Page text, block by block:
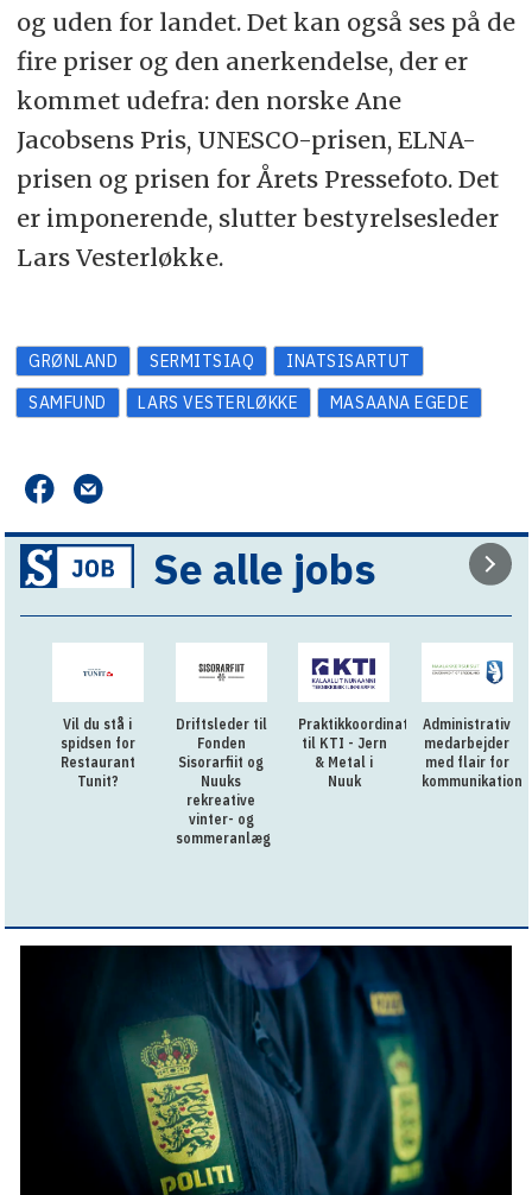
og uden for landet. Det kan også ses på de
fire priser og den anerkendelse, der er
kommet udefra: den norske Ane
Jacobsens Pris, UNESCO-prisen, ELNA-
prisen og prisen for Årets Pressefoto. Det
er imponerende, slutter bestyrelsesleder
Lars Vesterløkke.
GRØNLAND SERMITSIAQ
INATSISARTUT
SAMFUND
LARS VESTERLØKKE MASAANA EGEDE
Se alle jobs
Vil du stå i
spidsen for
Restaurant
Tunit?
Driftsleder til
Fonden
Sisorarfiit og
Nuuks
rekreative
vinter- og
sommeranlæg
Praktikkoordinator
til KTI - Jern
& Metal i
Nuuk
Administrativ
medarbejder
med flair for
kommunikation